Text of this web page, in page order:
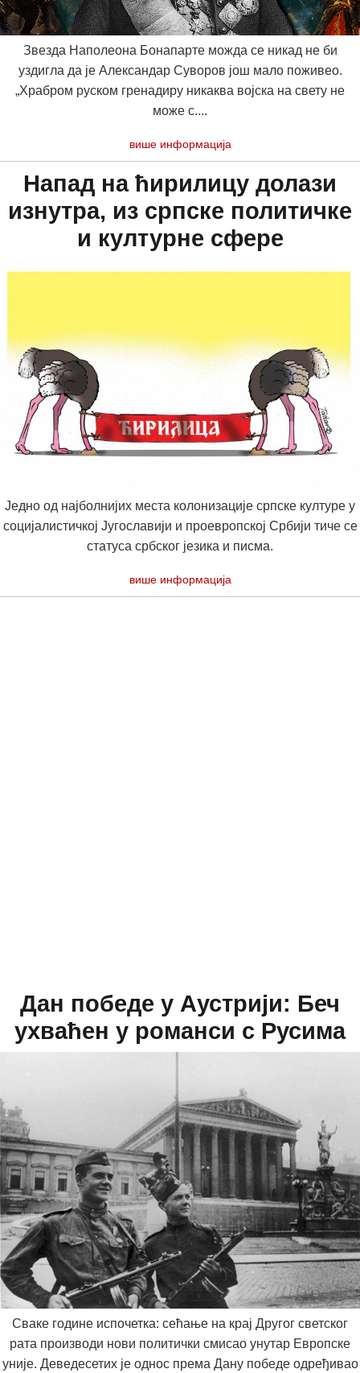
Звезда Наполеона Бонапарте можда се никад не би
уздигла да је Александар Суворов још мало поживео.
„Храбром руском гренадиру никаква војска на свету не
може с....
више информација
Напад на ћирилицу долази
изнутра, из српске политичке
и културне сфере
Једно од најболнијих места колонизације српске културе у
социјалистичкој Југославији и проевропској Србији тиче се
статуса србског језика и писма.
више информација
Дан победе у Аустрији: Беч
ухваћен у романси с Русима
Сваке године испочетка: сећање на крај Другог светског
рата производи нови политички смисао унутар Европске
уније. Деведесетих је однос према Дану победе одређивао